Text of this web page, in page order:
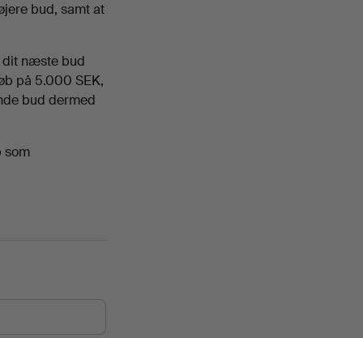
bud, samt at
dit næste bud
på 5.000 SEK,
bud dermed
som